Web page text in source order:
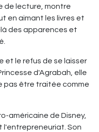
de lecture, montre
en aimant les livres et
des apparences et
et le refus de se laisser
d'Agrabah, elle
pas être traitée comme
américaine de Disney,
l'entrepreneuriat. Son